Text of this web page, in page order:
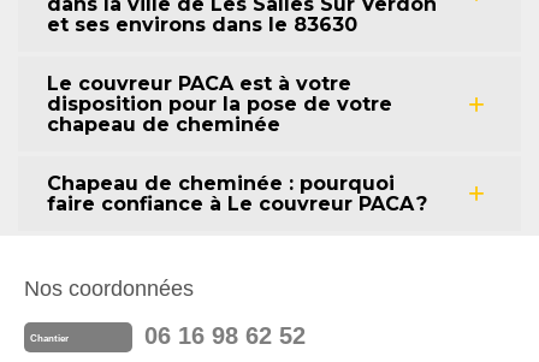
et ses environs dans le 83630
Le couvreur PACA est à votre
disposition pour la pose de votre
chapeau de cheminée
Chapeau de cheminée : pourquoi
faire confiance à Le couvreur PACA ?
Nos coordonnées
Chantier 06 16 98 62 52